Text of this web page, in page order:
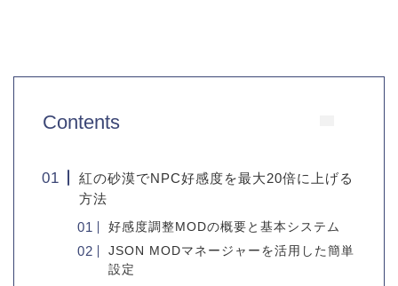
Contents
紅の砂漠でNPC好感度を最大20倍に上げる
方法
好感度調整MODの概要と基本システム
JSON MODマネージャーを活用した簡単
設定